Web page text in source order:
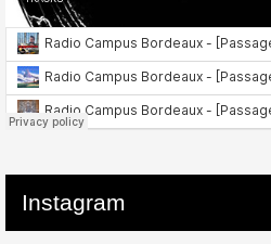
Instagram